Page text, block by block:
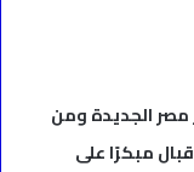
مصر الجديدة ومن
مبكرًا على